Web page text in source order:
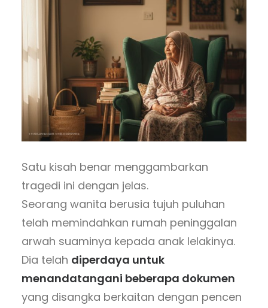
Satu kisah benar menggambarkan
tragedi ini dengan jelas.
Seorang wanita berusia tujuh puluhan
telah memindahkan rumah peninggalan
arwah suaminya kepada anak lelakinya.
Dia telah diperdaya untuk
menandatangani beberapa dokumen
yang disangka berkaitan dengan pencen